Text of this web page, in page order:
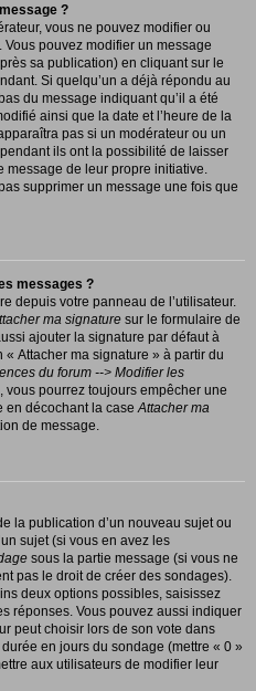
?
vous ne pouvez modifier ou
pouvez modifier un message
sa publication) en cliquant sur le
Si quelqu’un a déjà répondu au
du message indiquant qu’il a été
ainsi que la date et l’heure de la
pas si un modérateur ou un
ils ont la possibilité de laisser
message de leur propre initiative.
supprimer un message une fois que
messages ?
depuis votre panneau de l’utilisateur.
ma signature sur le formulaire de
ajouter la signature par défaut à
« Attacher ma signature » à partir du
du forum --> Modifier les
vous pourrez toujours empêcher une
en décochant la case Attacher ma
de message.
la publication d’un nouveau sujet ou
sujet (si vous en avez les
sous la partie message (si vous ne
pas le droit de créer des sondages).
deux options possibles, saisissez
réponses. Vous pouvez aussi indiquer
peut choisir lors de son vote dans
en jours du sondage (mettre « 0 »
aux utilisateurs de modifier leur